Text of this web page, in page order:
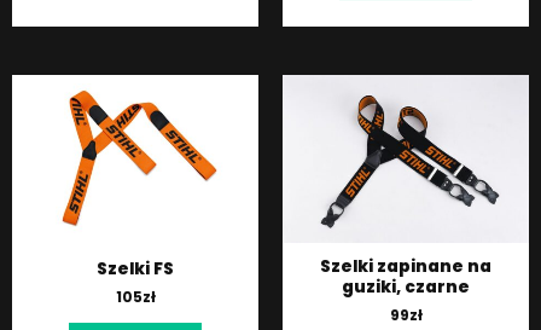
Szelki FS
105zł
Szelki zapinane na
guziki, czarne
99zł